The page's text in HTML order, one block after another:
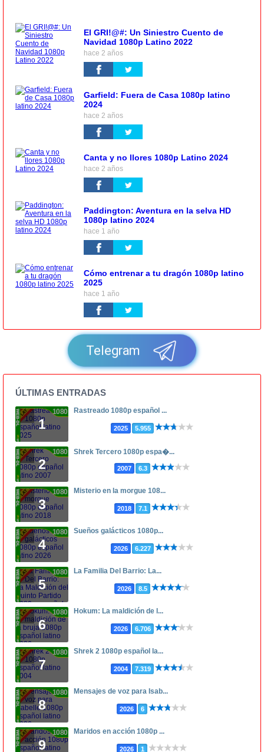
El GRI!@#: Un Siniestro Cuento de
Navidad 1080p Latino 2022
hace 2 años
Garfield: Fuera de Casa 1080p latino
2024
hace 2 años
Canta y no llores 1080p Latino 2024
hace 2 años
Paddington: Aventura en la selva HD
1080p latino 2024
hace 1 año
Cómo entrenar a tu dragón 1080p latino
2025
hace 1 año
Telegram
ÚLTIMAS ENTRADAS
1
1080p Rastreado 1080p español ...
2025 5.955
2
1080p Shrek Tercero 1080p espa�...
2007 6.3
3
1080p Misterio en la morgue 108...
2018 7.1
4
1080p Sueños galácticos 1080p...
2026 6.227
5
1080p La Familia Del Barrio: La...
2026 8.5
6
1080p Hokum: La maldición de l...
2026 6.706
7
1080p Shrek 2 1080p español la...
2004 7.319
8
1080p Mensajes de voz para Isab...
2026 6
9
1080p Maridos en acción 1080p ...
2026 1